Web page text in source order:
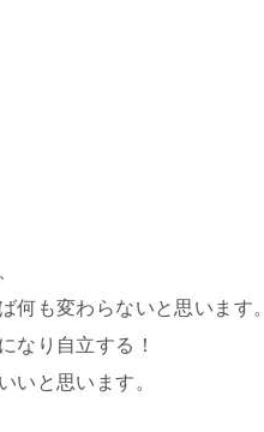
何も変わらないと思います。
なり自立する！
いと思います。